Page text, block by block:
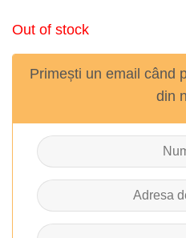
Out of stock
Primești un email când
din